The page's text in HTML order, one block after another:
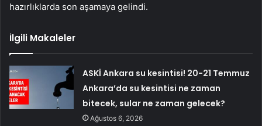
hazırlıklarda son aşamaya gelindi.
İlgili Makaleler
ASKİ Ankara su kesintisi! 20-21 Temmuz
Ankara’da su kesintisi ne zaman
bitecek, sular ne zaman gelecek?
Ağustos 6, 2026